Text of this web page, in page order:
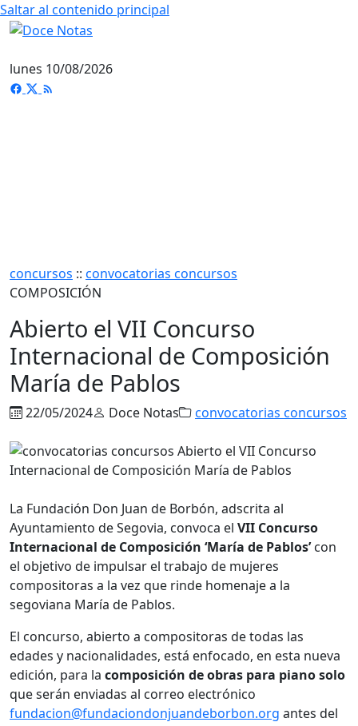
Saltar al contenido principal
lunes 10/08/2026
concursos :: convocatorias concursos
COMPOSICIÓN
Abierto el VII Concurso
Internacional de Composición
María de Pablos
22/05/2024 Doce Notas convocatorias concursos
La Fundación Don Juan de Borbón, adscrita al
Ayuntamiento de Segovia, convoca el VII Concurso
Internacional de Composición ‘María de Pablos’con
el objetivo de impulsar el trabajo de mujeres
compositoras a la vez que rinde homenaje a la
segoviana María de Pablos.
El concurso, abierto a compositoras de todas las
edades y nacionalidades, está enfocado, en esta nueva
edición, para la composición de obras para piano solo
que serán enviadas al correo electrónico
fundacion@fundaciondonjuandeborbon.org antes del